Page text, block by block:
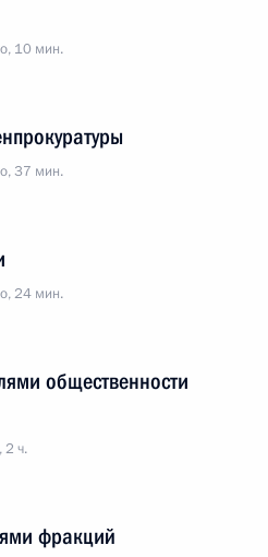
10 мин.
37 мин.
24 мин.
общественности
2 ч.
фракций